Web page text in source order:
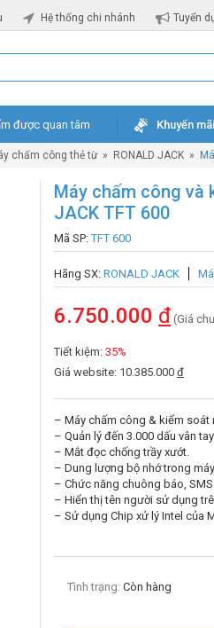
Hệ thống chi nhánh Tuyển
được quan tâm Khuyến mãi
chấm công thẻ từ » RONALD JACK »
Máy chấm công và
JACK TFT 600
Mã SP:TFT 600
Hãng SX: RONALD JACK
6.750.000 đ (Giá
Tiết kiệm: 35%
Giá website: 10.385.000 đ
– Máy chấm công & kiểm soát
– Quản lý đến 3.000 dấu vân
– Mắt đọc chống trầy xướt.
– Dung lượng bộ nhớ trong
– Chức năng chuông báo,
– Hiển thị tên người sử dụng
– Sử dụng Chip xử lý Intel của
Tình trạng: Còn hàng